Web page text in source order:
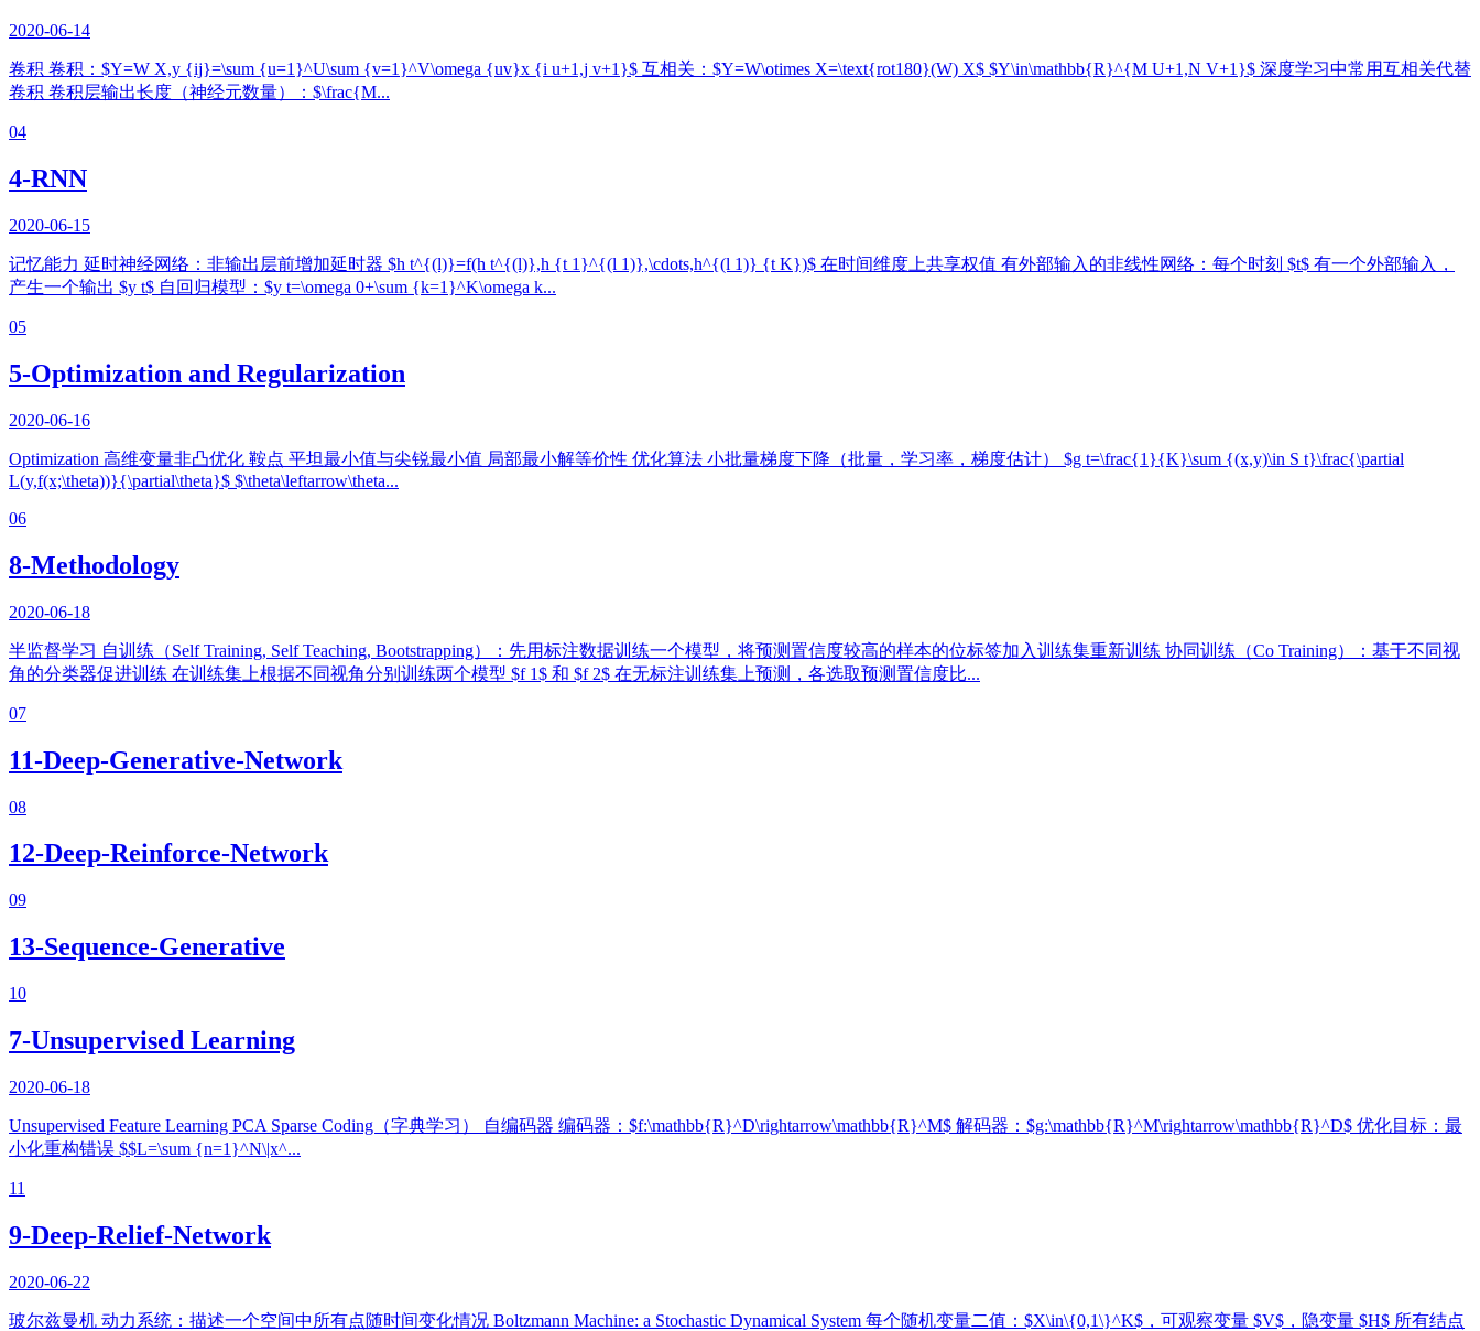
2020-06-14
卷积 卷积：$Y=W X,y {ij}=\sum {u=1}^U\sum {v=1}^V\omega {uv}x {i u+1,j v+1}$ 互相关：$Y=W\otimes X=\text{rot180}(W) X$ $Y\in\mathbb{R}^{M U+1,N V+1}$ 深度学习中常用互相关代替
卷积 卷积层输出长度（神经元数量）：$\frac{M...
04
4-RNN
2020-06-15
记忆能力 延时神经网络：非输出层前增加延时器 $h t^{(l)}=f(h t^{(l)},h {t 1}^{(l 1)},\cdots,h^{(l 1)} {t K})$ 在时间维度上共享权值 有外部输入的非线性网络：每个时刻 $t$ 有一个外部输入，
产生一个输出 $y t$ 自回归模型：$y t=\omega 0+\sum {k=1}^K\omega k...
05
5-Optimization and Regularization
2020-06-16
Optimization 高维变量非凸优化 鞍点 平坦最小值与尖锐最小值 局部最小解等价性 优化算法 小批量梯度下降（批量，学习率，梯度估计） $g t=\frac{1}{K}\sum {(x,y)\in S t}\frac{\partial
L(y,f(x;\theta))}{\partial\theta}$ $\theta\leftarrow\theta...
06
8-Methodology
2020-06-18
半监督学习 自训练（Self Training, Self Teaching, Bootstrapping）：先用标注数据训练一个模型，将预测置信度较高的样本的位标签加入训练集重新训练 协同训练（Co Training）：基于不同视
角的分类器促进训练 在训练集上根据不同视角分别训练两个模型 $f 1$ 和 $f 2$ 在无标注训练集上预测，各选取预测置信度比...
07
11-Deep-Generative-Network
08
12-Deep-Reinforce-Network
09
13-Sequence-Generative
10
7-Unsupervised Learning
2020-06-18
Unsupervised Feature Learning PCA Sparse Coding（字典学习） 自编码器 编码器：$f:\mathbb{R}^D\rightarrow\mathbb{R}^M$ 解码器：$g:\mathbb{R}^M\rightarrow\mathbb{R}^D$ 优化目标：最
小化重构错误 $$L=\sum {n=1}^N\|x^...
11
9-Deep-Relief-Network
2020-06-22
玻尔兹曼机 动力系统：描述一个空间中所有点随时间变化情况 Boltzmann Machine: a Stochastic Dynamical System 每个随机变量二值：$X\in\{0,1\}^K$，可观察变量 $V$，隐变量 $H$ 所有结点